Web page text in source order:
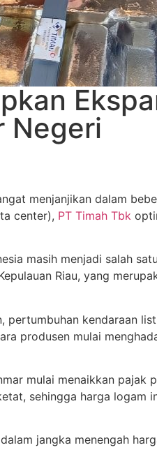
Negeri
menjanjikan dalam
center), PT Timah Tbk
masih menjadi salah
Riau, yang
pertumbuhan kendaraan
produsen mulai
mulai menaikkan pajak
sehingga harga logam
jangka menengah